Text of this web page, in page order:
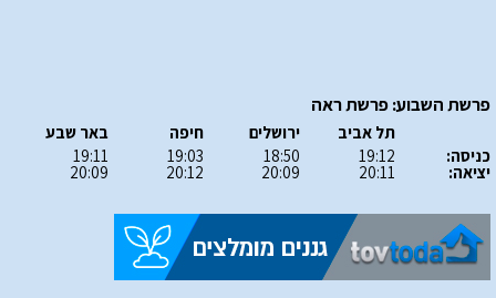
פרשת השבוע: פרשת ראה
כניסה:
יציאה:
תל אביב
19:12
20:11
ירושלים
18:50
20:09
חיפה
19:03
20:12
באר שבע
19:11
20:09